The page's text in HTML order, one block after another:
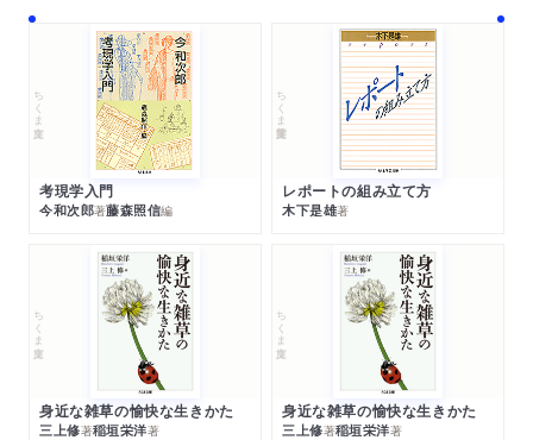
ちくま文庫
考現学入門
今和次郎著藤森照信編
ちくま学芸文庫
レポートの組み立て方
木下是雄著
ちくま文庫
身近な雑草の愉快な生きかた
三上修著稲垣栄洋著
ちくま文庫
身近な雑草の愉快な生きかた
三上修著稲垣栄洋著